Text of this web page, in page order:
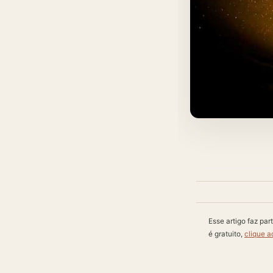
Esse artigo faz
é gratuito, clique